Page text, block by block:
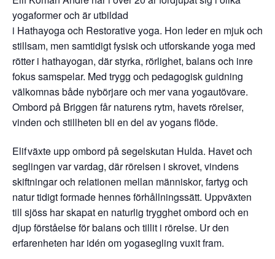
yogaformer och är utbildad
i Hathayoga och Restorative yoga. Hon leder en mjuk och
stillsam, men samtidigt fysisk och utforskande yoga med
rötter i hathayogan, där styrka, rörlighet, balans och inre
fokus samspelar. Med trygg och pedagogisk guidning
välkomnas både nybörjare och mer vana yogautövare.
Ombord på Briggen får naturens rytm, havets rörelser,
vinden och stillheten bli en del av yogans flöde.
Elif växte upp ombord på segelskutan Hulda. Havet och
seglingen var vardag, där rörelsen i skrovet, vindens
skiftningar och relationen mellan människor, fartyg och
natur tidigt formade hennes förhållningssätt. Uppväxten
till sjöss har skapat en naturlig trygghet ombord och en
djup förståelse för balans och tillit i rörelse. Ur den
erfarenheten har idén om yogasegling vuxit fram.